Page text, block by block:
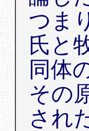
つま
氏と
同体
その
され